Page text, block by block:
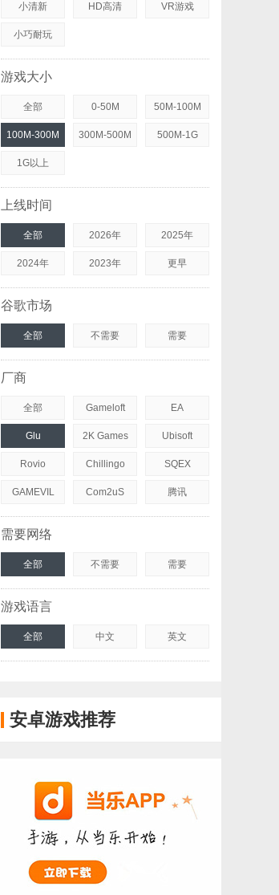
小清新 HD高清 VR游戏
小巧耐玩
游戏大小
全部 0-50M 50M-100M
100M-300M 300M-500M 500M-1G
1G以上
上线时间
全部 2026年 2025年
2024年 2023年 更早
谷歌市场
全部 不需要 需要
厂商
全部 Gameloft EA
Glu 2K Games Ubisoft
Rovio Chillingo SQEX
GAMEVIL Com2uS 腾讯
需要网络
全部 不需要 需要
游戏语言
全部 中文 英文
安卓游戏推荐